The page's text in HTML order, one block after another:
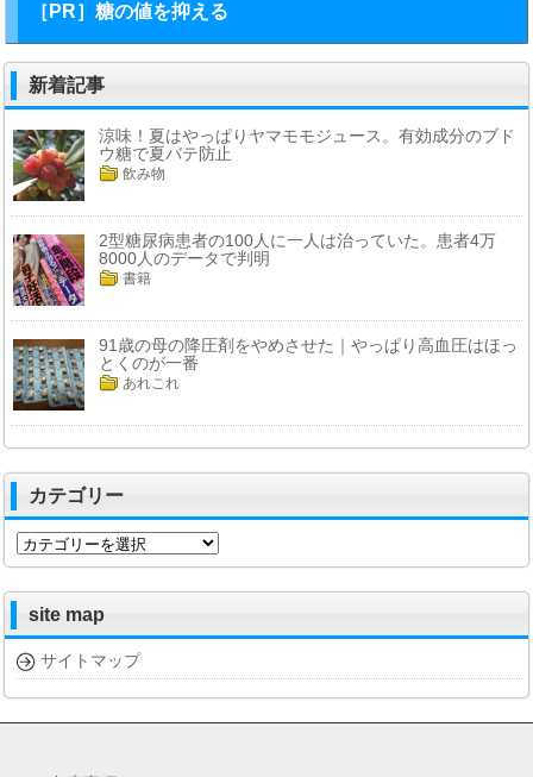
［PR］糖の値を抑える
新着記事
涼味！夏はやっぱりヤマモモジュース。有効成分のブド
ウ糖で夏バテ防止
飲み物
2型糖尿病患者の100人に一人は治っていた。患者4万
8000人のデータで判明
書籍
91歳の母の降圧剤をやめさせた｜やっぱり高血圧はほっ
とくのが一番
あれこれ
カテゴリー
カ
リ
ー
site map
サイトマップ